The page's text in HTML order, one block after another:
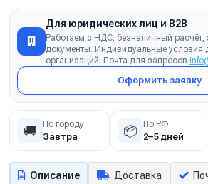
Для юридических лиц и B2B
Работаем с НДС, безналичный
документы. Индивидуальные условия
организаций. Почта для запросов
Оформить заявку
🚚 По городу
Завтра 📦 По РФ
2–5 дней
Описание Доставка